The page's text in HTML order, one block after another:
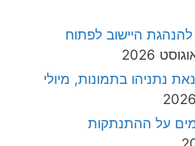
היישוב לפתוח
נתניהו בתמונות, מיולי
על ההתנתקות